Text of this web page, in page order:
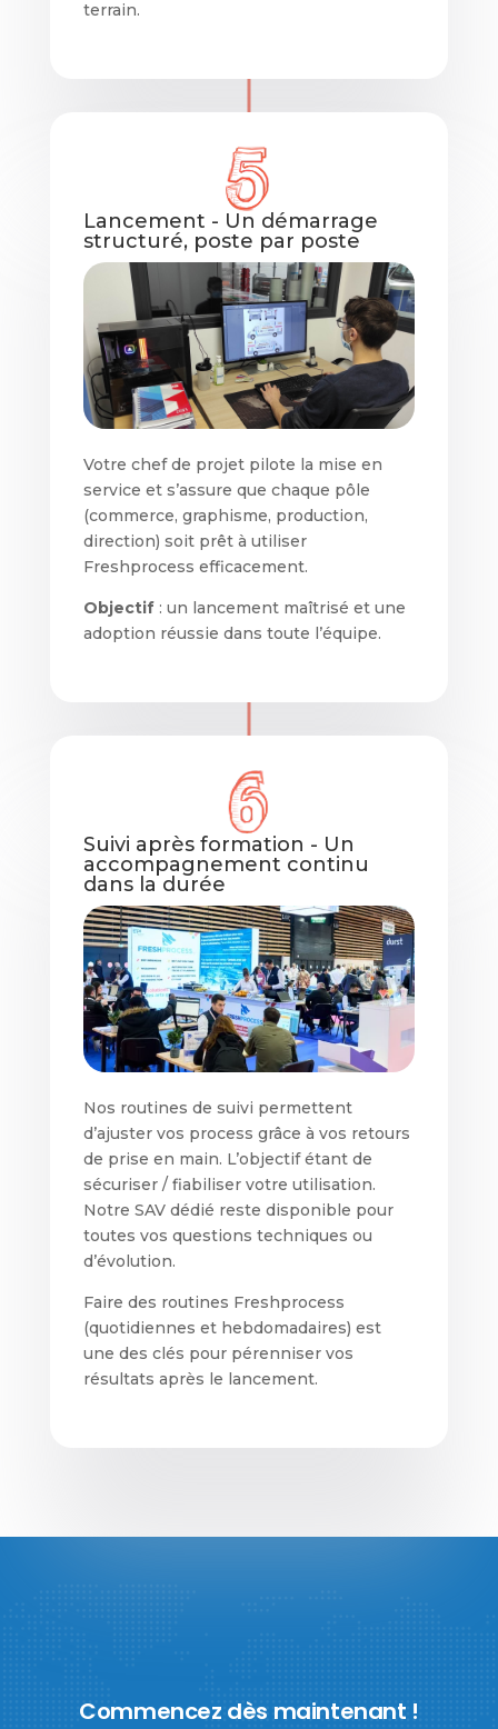
terrain.
Lancement - Un démarrage
structuré, poste par poste
Votre chef de projet pilote la mise en
service et s’assure que chaque pôle
(commerce, graphisme, production,
direction) soit prêt à utiliser
Freshprocess efficacement.
Objectif: un lancement maîtrisé et une
adoption réussie dans toute l’équipe.
Suivi après formation - Un
accompagnement continu
dans la durée
Nos routines de suivi permettent
d’ajuster vos process grâce à vos retours
de prise en main. L’objectif étant de
sécuriser / fiabiliser votre utilisation.
Notre SAV dédié reste disponible pour
toutes vos questions techniques ou
d’évolution.
Faire des routines Freshprocess
(quotidiennes et hebdomadaires) est
une des clés pour pérenniser vos
résultats après le lancement.
Commencez dès maintenant !